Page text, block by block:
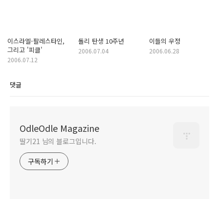
이스라엘-팔레스타인,
그리고 '피클'
2006.07.12
돌리 탄생 10주년
2006.07.04
이들의 우정
2006.06.28
댓글
OdleOdle Magazine
딸기21 님의 블로그입니다.
구독하기